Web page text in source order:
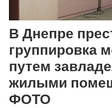
В Днепре
группировка
путем
жилыми
ФОТО